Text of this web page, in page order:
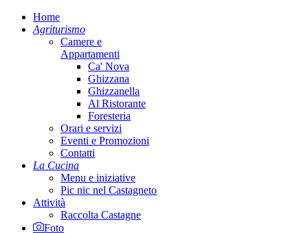
Home
Agriturismo
Camere e
Appartamenti
Ca' Nova
Ghizzana
Ghizzanella
Al Ristorante
Foresteria
Orari e servizi
Eventi e Promozioni
Contatti
La Cucina
Menu e iniziative
Pic nic nel Castagneto
Attività
Raccolta Castagne
Foto